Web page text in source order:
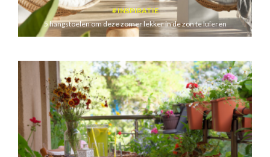
INSPIRATIE
5 hangstoelen om deze zomer lekker in de zon te luieren